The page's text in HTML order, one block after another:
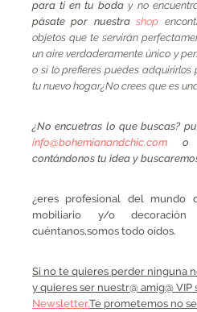
para ti en tu boda y no
pásate por nuestra shop
objetos que te servirán
un aire verdaderamente único y
o si lo prefieres puedes
tu nuevo hogar¿No crees que es
¿No encuetras lo que buscas?
info@bohemianandchic.com o
contándonos tu idea y
¿eres profesional del mundo
mobiliario y/o
cuéntanos,somos todo oídos.
Si no te quieres perder ninguna
y quieres ser nuestr@ amig@ VIP
Newsletter.Te prometemos no